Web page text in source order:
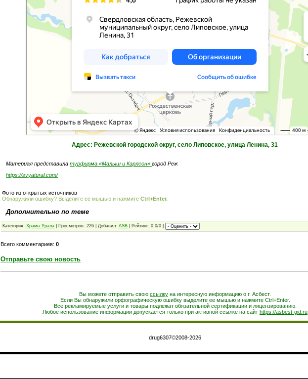
Адрес: Режевской городской округ, село Липовское, улица Ленина, 31
Материал представила турфирма «Малыш и Карлсон»город Реж
https://svyatural.com/
Фото из открытых источников
Обнаружили ошибку? Выделите ее мышью и нажмитеCtrl+Enter.
Дополнительно по теме
Категория:Храмы Урала | Просмотров: 226 | Добавил:ASB | Рейтинг: 0.0/0 |
Всего комментариев:0
Отправьте свою новость
Вы можете отправить свою ссылку на интересную информацию о г. Асбест.
Если Вы обнаружили орфографическую ошибку выделите ее мышью и нажмите Ctrl+Enter.
Все рекламируемые услуги и товары подлежат обязательной сертификации и лицензированию.
Любое использование информации допускается только при активной ссылке на сайт https://asbest-gid.ru
drug6307©2008-2026